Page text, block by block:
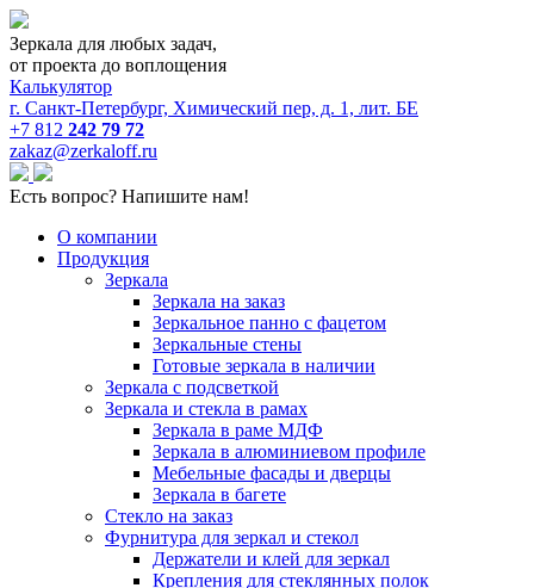
Зеркала для любых задач,
от проекта до воплощения
Калькулятор
г. Санкт-Петербург, Химический пер, д. 1, лит. БЕ
+7 812 242 79 72
zakaz@zerkaloff.ru
Есть вопрос? Напишите нам!
О компании
Продукция
Зеркала
Зеркала на заказ
Зеркальное панно с фацетом
Зеркальные стены
Готовые зеркала в наличии
Зеркала с подсветкой
Зеркала и стекла в рамах
Зеркала в раме МДФ
Зеркала в алюминиевом профиле
Мебельные фасады и дверцы
Зеркала в багете
Стекло на заказ
Фурнитура для зеркал и стекол
Держатели и клей для зеркал
Крепления для стеклянных полок